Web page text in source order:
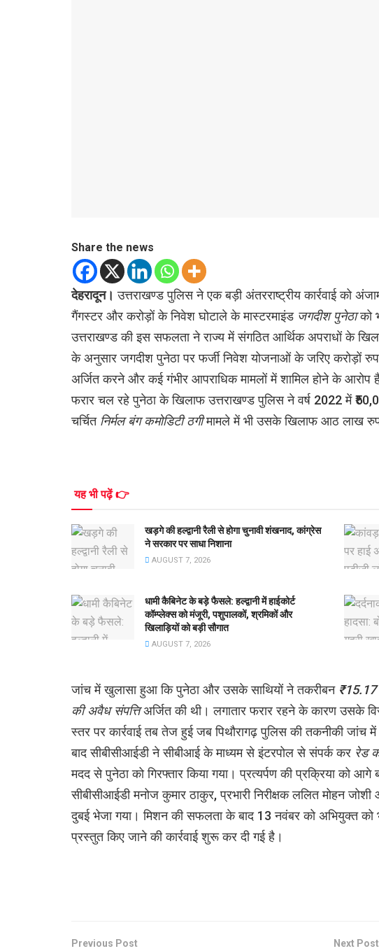
Share the news
देहरादून। उत्तराखण्ड पुलिस ने एक बड़ी अंतरराष्ट्रीय कार्रवाई को
गैंगस्टर और करोड़ों के निवेश घोटाले के मास्टरमाइंड जगदीश पुनेठाको
उत्तराखण्ड की इस सफलता ने राज्य में संगठित आर्थिक अपराधों के
के अनुसार जगदीश पुनेठा पर फर्जी निवेश योजनाओं के जरिए करोड़ों
अर्जित करने और कई गंभीर आपराधिक मामलों में शामिल होने के आरोप
फरार चल रहे पुनेठा के खिलाफ उत्तराखण्ड पुलिस ने वर्ष 2022 में
चर्चित निर्मल बंग कमोडिटी ठगीमामले में भी उसके खिलाफ आठ लाख
यह भी पढ़ें 👉
खड़गे की हल्द्वानी रैली से होगा चुनावी शंखनाद, कांग्रेस
ने सरकार पर साधा निशाना
AUGUST 7, 2026
धामी कैबिनेट के बड़े फैसले: हल्द्वानी में हाईकोर्ट
कॉम्प्लेक्स को मंजूरी, पशुपालकों, श्रमिकों और
खिलाड़ियों को बड़ी सौगात
AUGUST 7, 2026
जांच में खुलासा हुआ कि पुनेठा और उसके साथियों ने तकरीबन ₹15.17
की अवैध संपत्तिअर्जित की थी। लगातार फरार रहने के कारण उसके
स्तर पर कार्रवाई तब तेज हुई जब पिथौरागढ़ पुलिस की तकनीकी जांच
बाद सीबीसीआईडी ने सीबीआई के माध्यम से इंटरपोल से संपर्क कर रेड
मदद से पुनेठा को गिरफ्तार किया गया। प्रत्यर्पण की प्रक्रिया को
सीबीसीआईडी मनोज कुमार ठाकुर, प्रभारी निरीक्षक ललित मोहन
दुबई भेजा गया। मिशन की सफलता के बाद 13 नवंबर को अभियुक्त को
प्रस्तुत किए जाने की कार्रवाई शुरू कर दी गई है।
Previous Post Next Post